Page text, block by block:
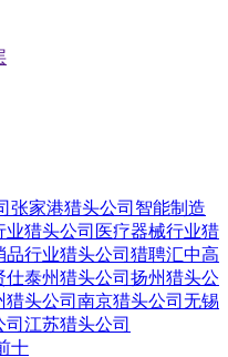
张家港猎头公司 智能制造
业猎头公司 医疗器械行业猎
品行业猎头公司 猎聘汇中高
仕泰州猎头公司 扬州猎头公
猎头公司 南京猎头公司 无锡
江苏猎头公司
十